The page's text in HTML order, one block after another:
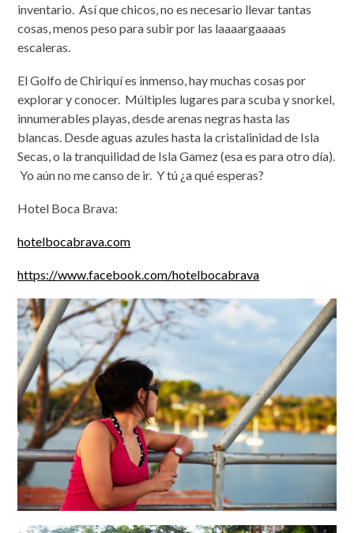
inventario. Así que chicos, no es necesario llevar tantas
cosas, menos peso para subir por las laaaargaaaas
escaleras.
El Golfo de Chiriquí es inmenso, hay muchas cosas por
explorar y conocer. Múltiples lugares para scuba y snorkel,
innumerables playas, desde arenas negras hasta las
blancas. Desde aguas azules hasta la cristalinidad de Isla
Secas, o la tranquilidad de Isla Gamez (esa es para otro día).
Yo aún no me canso de ir. Y tú ¿a qué esperas?
Hotel Boca Brava:
hotelbocabrava.com
https://www.facebook.com/hotelbocabrava